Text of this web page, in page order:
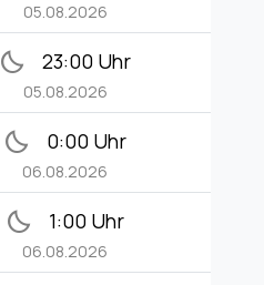
05.08.2026
bedtime 23:00 Uhr
05.08.2026
bedtime 0:00 Uhr
06.08.2026
bedtime 1:00 Uhr
06.08.2026